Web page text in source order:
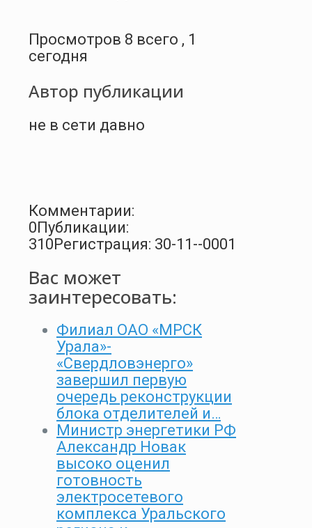
Просмотров 8 всего , 1
сегодня
Автор публикации
не в сети давно
Комментарии:
0Публикации:
310Регистрация: 30-11--0001
Вас может
заинтересовать:
Филиал ОАО «МРСК
Урала»-
«Свердловэнерго»
завершил первую
очередь реконструкции
блока отделителей и…
Министр энергетики РФ
Александр Новак
высоко оценил
готовность
электросетевого
комплекса Уральского